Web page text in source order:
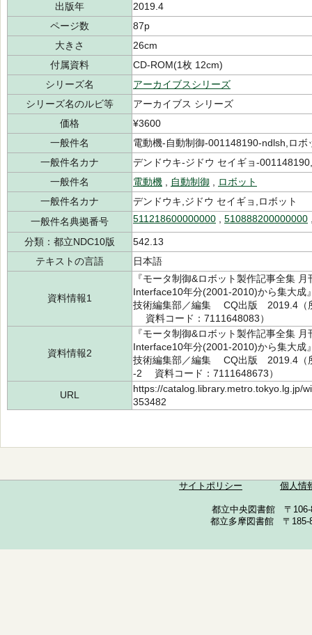
出版年
2019.4
ページ数
87p
大きさ
26cm
付属資料
CD-ROM(1枚 12cm)
シリーズ名
アーカイブスシリーズ
シリーズ名のルビ等
アーカイブス シリーズ
価格
¥3600
一般件名
電動機-自動制御-001148190-ndlsh,ロ
一般件名カナ
デンドウキ-ジドウ セイギョ-
一般件名
電動機 自動制御
ロボット
一般件名カナ
デンドウキ,ジドウ セイギョ,ロボット
一般件名典拠番号
511218600000000 510888200000000
分類：都立NDC10版
542.13
テキストの言語
日本語
資料情報1
『モータ制御&ロボット製作記事全集
Interface10年分(2001-2010)から集大
技術編集部／編集 CQ出版 2019.4（
資料コード：7111648083）
資料情報2
『モータ制御&ロボット製作記事全集
Interface10年分(2001-2010)から集大
技術編集部／編集 CQ出版 2019.4（
-2 資料コード：7111648673）
URL
https://catalog.library.metro.tokyo.lg.jp/
353482
サイトポリシー 個人情
都立中央図書館 〒
都立多摩図書館 〒185-